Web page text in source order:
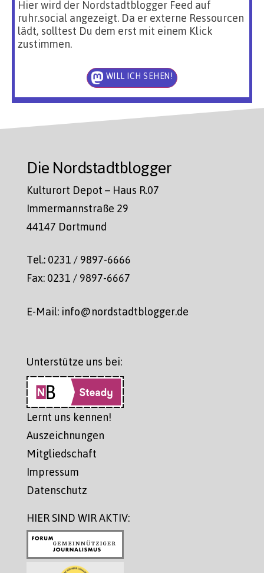
Hier wird der Nordstadtblogger Feed auf
ruhr.social angezeigt. Da er externe Ressourcen
lädt, solltest Du dem erst mit einem Klick
zustimmen.
WILL ICH SEHEN!
Die Nordstadtblogger
Kulturort Depot – Haus R.07
Immermannstraße 29
44147 Dortmund
Tel.: 0231 / 9897-6666
Fax: 0231 / 9897-6667
E-Mail: info@nordstadtblogger.de
Unterstütze uns bei:
Lernt uns kennen!
Auszeichnungen
Mitgliedschaft
Impressum
Datenschutz
HIER SIND WIR AKTIV: